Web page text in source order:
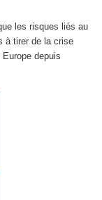
les risques liés au
à tirer de la crise
depuis